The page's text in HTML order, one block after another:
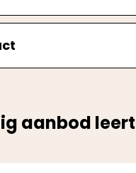
aanbod
en Management